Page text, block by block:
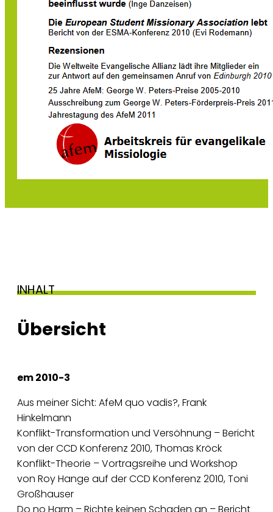
INHALT
Übersicht
em 2010-3
Aus meiner Sicht: AfeM quo vadis?, Frank
Hinkelmann
Konflikt-Transformation und Versöhnung – Bericht
von der CCD Konferenz 2010, Thomas Kröck
Konflikt-Theorie – Vortragsreihe und Workshop
von Roy Hange auf der CCD Konferenz 2010, Toni
Großhauser
Do no Harm – Richte keinen Schaden an – Bericht